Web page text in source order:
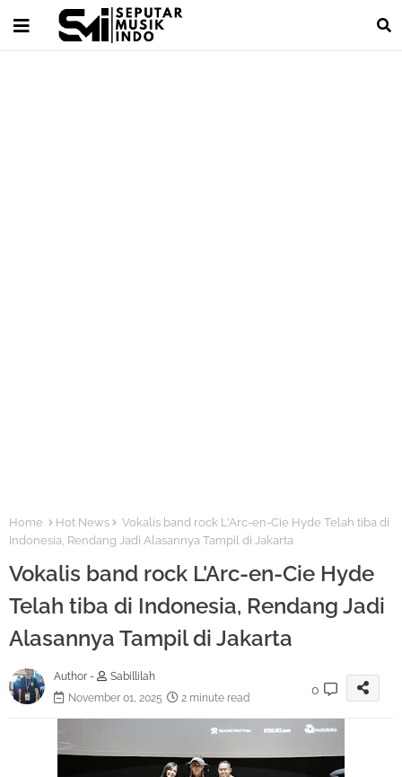
Home Hot News
Vokalis band rock L'Arc-en-Cie Hyde Telah tiba di
Indonesia, Rendang Jadi Alasannya Tampil di Jakarta
Vokalis band rock L'Arc-en-Cie Hyde
Telah tiba di Indonesia, Rendang Jadi
Alasannya Tampil di Jakarta
Author -
Sabillilah
November 01, 2025
2 minute read
0